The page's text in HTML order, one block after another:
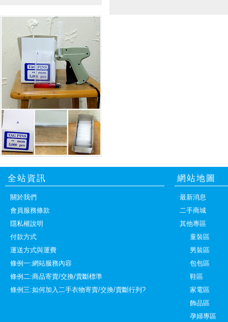
全站資訊
關於我們
會員服務條款
隱私權說明
付款方式
運送方式與運費
條例一:網站服務內容
條例二:商品寄賣/交換/賣斷標準
條例三:如何加入二手衣物寄賣/交換/賣斷行列?
網站地圖
最新消息
二手商城
其他專區
童裝區
男裝區
包包區
鞋區
家電區
飾品區
孕婦專區